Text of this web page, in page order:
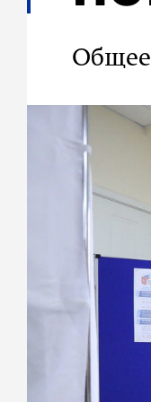
Общее